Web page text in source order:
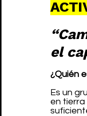
el
¿Quién
Es un
en